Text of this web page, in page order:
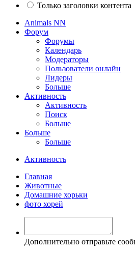
Только заголовки контента
Animals NN
Форум
Форумы
Календарь
Модераторы
Пользователи онлайн
Лидеры
Больше
Активность
Активность
Поиск
Больше
Больше
Больше
Активность
Главная
Животные
Домашние хорьки
фото хорей
Дополнительно отправьте